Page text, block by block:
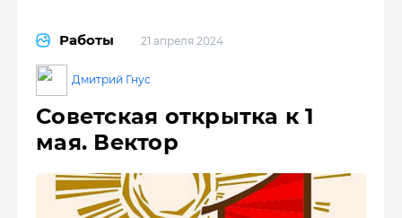
Работы 21 апреля 2024
Дмитрий Гнус
Советская открытка к 1
мая. Вектор